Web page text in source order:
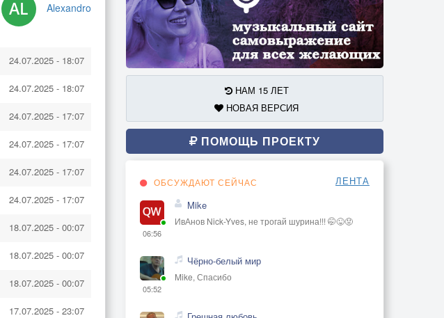
Alexandro
24.07.2025 - 18:07
24.07.2025 - 18:07
24.07.2025 - 17:07
24.07.2025 - 17:07
24.07.2025 - 17:07
24.07.2025 - 17:07
18.07.2025 - 00:07
18.07.2025 - 00:07
18.07.2025 - 00:07
17.07.2025 - 23:07
НАМ 15 ЛЕТ
НОВАЯ ВЕРСИЯ
ПОМОЩЬ ПРОЕКТУ
ОБСУЖДАЮТ СЕЙЧАС ЛЕНТА
06:56
Mike
ИвАнов Nick-Yves, не трогай шурина!!! 🤭😜😡
05:52
Чёрно-белый мир
Mike, Спасибо